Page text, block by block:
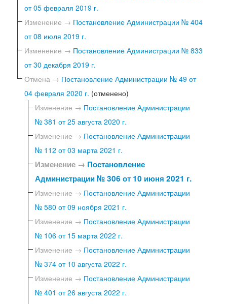
от 05 февраля 2019 г.
Изменение → Постановление Администрации № 404
от 08 июля 2019 г.
Изменение → Постановление Администрации № 833
от 30 декабря 2019 г.
Отмена → Постановление Администрации № 49 от
04 февраля 2020 г. (отменено)
Изменение → Постановление Администрации
№ 381 от 25 августа 2020 г.
Изменение → Постановление Администрации
№ 112 от 03 марта 2021 г.
Изменение → Постановление
Администрации № 306 от 10 июня 2021 г.
Изменение → Постановление Администрации
№ 580 от 09 ноября 2021 г.
Изменение → Постановление Администрации
№ 106 от 15 марта 2022 г.
Изменение → Постановление Администрации
№ 374 от 10 августа 2022 г.
Изменение → Постановление Администрации
№ 401 от 26 августа 2022 г.